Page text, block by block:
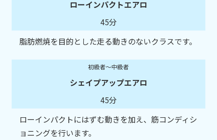
ローインパクトエアロ
45分
脂肪燃焼を目的とした走る動きのないクラスです。
初級者～中級者
シェイプアップエアロ
45分
ローインパクトにはずむ動きを加え、筋コンディシ
ョニングを行います。